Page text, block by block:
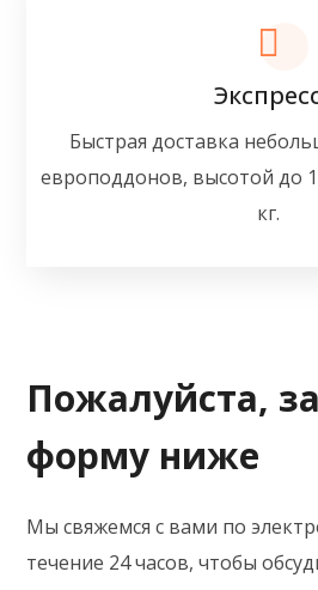
Быстрая доставка
европоддонов, высотой до
кг.
Пожалуйста,
форму ниже
Мы свяжемся с вами по
течение 24 часов, чтобы